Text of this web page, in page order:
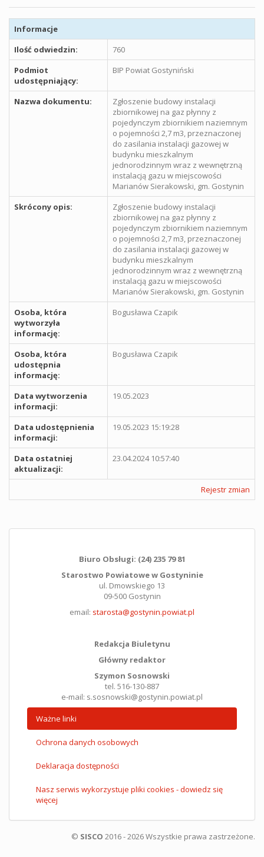
Informacje
Ilość odwiedzin:
760
Podmiot
udostępniający:
BIP Powiat Gostyniński
Nazwa dokumentu:
Zgłoszenie budowy instalacji
zbiornikowej na gaz płynny z
pojedynczym zbiornikiem naziemnym
o pojemności 2,7 m3, przeznaczonej
do zasilania instalacji gazowej w
budynku mieszkalnym
jednorodzinnym wraz z wewnętrzną
instalacją gazu w miejscowości
Marianów Sierakowski, gm. Gostynin
Skrócony opis:
Zgłoszenie budowy instalacji
zbiornikowej na gaz płynny z
pojedynczym zbiornikiem naziemnym
o pojemności 2,7 m3, przeznaczonej
do zasilania instalacji gazowej w
budynku mieszkalnym
jednorodzinnym wraz z wewnętrzną
instalacją gazu w miejscowości
Marianów Sierakowski, gm. Gostynin
Osoba, która
wytworzyła
informację:
Bogusława Czapik
Osoba, która
udostępnia
informację:
Bogusława Czapik
Data wytworzenia
informacji:
19.05.2023
Data udostępnienia
informacji:
19.05.2023 15:19:28
Data ostatniej
aktualizacji:
23.04.2024 10:57:40
Rejestr zmian
Biuro Obsługi: (24) 235 79 81
Starostwo Powiatowe w Gostyninie
ul. Dmowskiego 13
09-500 Gostynin
email: starosta@gostynin.powiat.pl
Redakcja Biuletynu
Główny redaktor
Szymon Sosnowski
tel. 516-130-887
e-mail: s.sosnowski@gostynin.powiat.pl
Ważne linki
Ochrona danych osobowych
Deklaracja dostępności
Nasz serwis wykorzystuje pliki cookies - dowiedz się
więcej
© SISCO 2016 - 2026 Wszystkie prawa zastrzeżone.